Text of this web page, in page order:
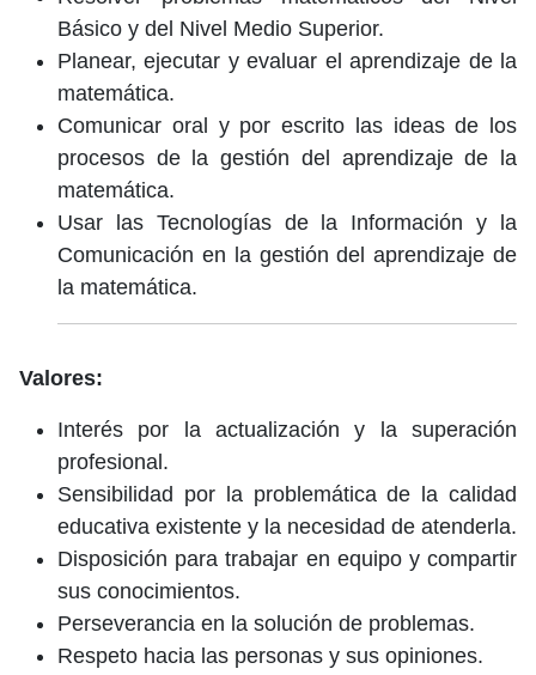
Básico y del Nivel Medio Superior.
Planear, ejecutar y evaluar el aprendizaje de la
matemática.
Comunicar oral y por escrito las ideas de los
procesos de la gestión del aprendizaje de la
matemática.
Usar las Tecnologías de la Información y la
Comunicación en la gestión del aprendizaje de
la matemática.
Valores:
Interés por la actualización y la superación
profesional.
Sensibilidad por la problemática de la calidad
educativa existente y la necesidad de atenderla.
Disposición para trabajar en equipo y compartir
sus conocimientos.
Perseverancia en la solución de problemas.
Respeto hacia las personas y sus opiniones.